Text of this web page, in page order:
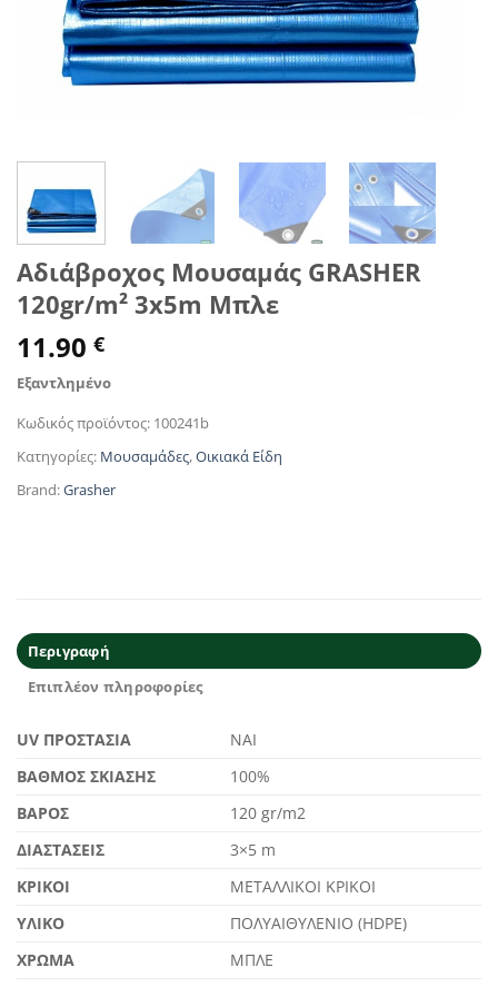
Αδιάβροχος Μουσαμάς GRASHER
120gr/m² 3x5m Μπλε
11.90 €
Εξαντλημένο
Κωδικός προϊόντος: 100241b
Κατηγορίες: Μουσαμάδες,Οικιακά Είδη
Brand:Grasher
Περιγραφή
Επιπλέον πληροφορίες
UV ΠΡΟΣΤΑΣΙΑ
ΝΑΙ
ΒΑΘΜΟΣ ΣΚΙΑΣΗΣ
100%
ΒΑΡΟΣ
120 gr/m2
ΔΙΑΣΤΑΣΕΙΣ
3×5 m
ΚΡΙΚΟΙ
ΜΕΤΑΛΛΙΚΟΙ ΚΡΙΚΟΙ
ΥΛΙΚΟ
ΠΟΛΥΑΙΘΥΛΕΝΙΟ (HDPE)
ΧΡΩΜΑ
ΜΠΛΕ